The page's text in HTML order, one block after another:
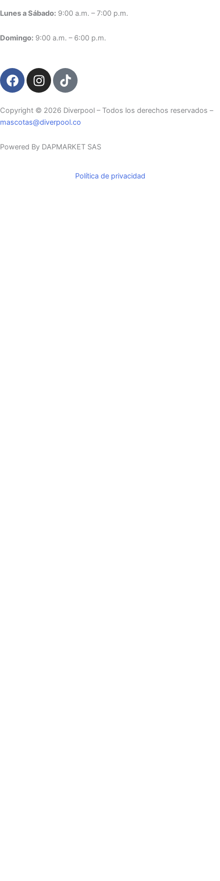
Lunes a Sábado: 9:00 a.m. – 7:00 p.m.
Domingo: 9:00 a.m. – 6:00 p.m.
F
a
e
b
o
I
n
t
a
r
T
i
t
o
Copyright ©️ 2026 Diverpool – Todos los derechos reservados –
mascotas@diverpool.co
Powered By DAPMARKET SAS
Política de privacidad